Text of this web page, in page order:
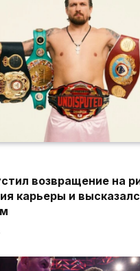
возвращение на
карьеры и